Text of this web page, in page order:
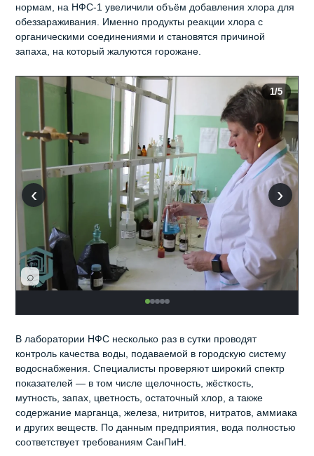
нормам, на НФС‑1 увеличили объём добавления хлора для
обеззараживания. Именно продукты реакции хлора с
органическими соединениями и становятся причиной
запаха, на который жалуются горожане.
⌕
1/5
‹ ›
В лаборатории НФС несколько раз в сутки проводят
контроль качества воды, подаваемой в городскую систему
водоснабжения. Специалисты проверяют широкий спектр
показателей — в том числе щелочность, жёсткость,
мутность, запах, цветность, остаточный хлор, а также
содержание марганца, железа, нитритов, нитратов, аммиака
и других веществ. По данным предприятия, вода полностью
соответствует требованиям СанПиН.